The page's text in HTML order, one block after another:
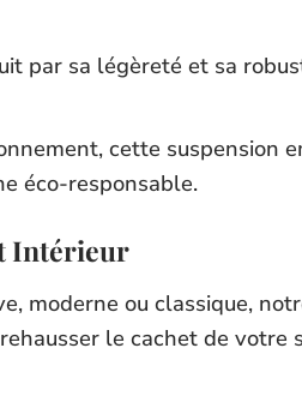
par sa légèreté et sa
cette suspension
éco-responsable.
Intérieur
moderne ou classique,
le cachet de